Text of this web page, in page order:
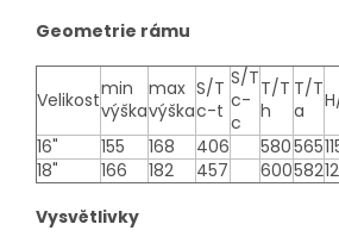
Geometrie rámu
Velikostmin
výška
max
výška
S/T
c-t
S/T
c-
c
T/T
h
T/T
a
16"
155 168 406 580565
18"
166 182 457 600582
Vysvětlivky